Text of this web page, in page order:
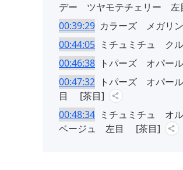
デー ツヤモテチェリー
00:39:29 カラーズ メガリ
00:44:05 ミチュミチュ ク
00:46:38
トパーズ オパ
00:47:32
トパーズ オパ
目 [茶目]
00:48:34 ミチュミチュ オ
ベージュ 左目 [茶目]